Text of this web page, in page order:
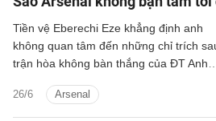
26/6 Arsenal
Tiền vệ Eberechi Eze khẳng định anh
không quan tâm đến những chỉ trích
trận hòa không bàn thắng của ĐT Anh